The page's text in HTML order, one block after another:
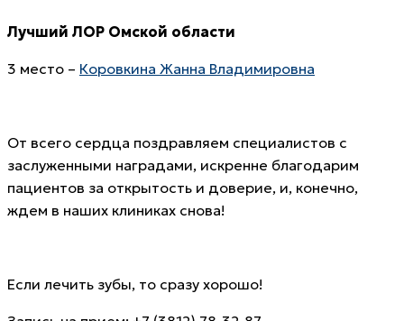
Лучший ЛОР Омской области
3 место – Коровкина Жанна Владимировна
От всего сердца поздравляем специалистов с
заслуженными наградами, искренне благодарим
пациентов за открытость и доверие, и, конечно,
ждем в наших клиниках снова!
Если лечить зубы, то сразу хорошо!